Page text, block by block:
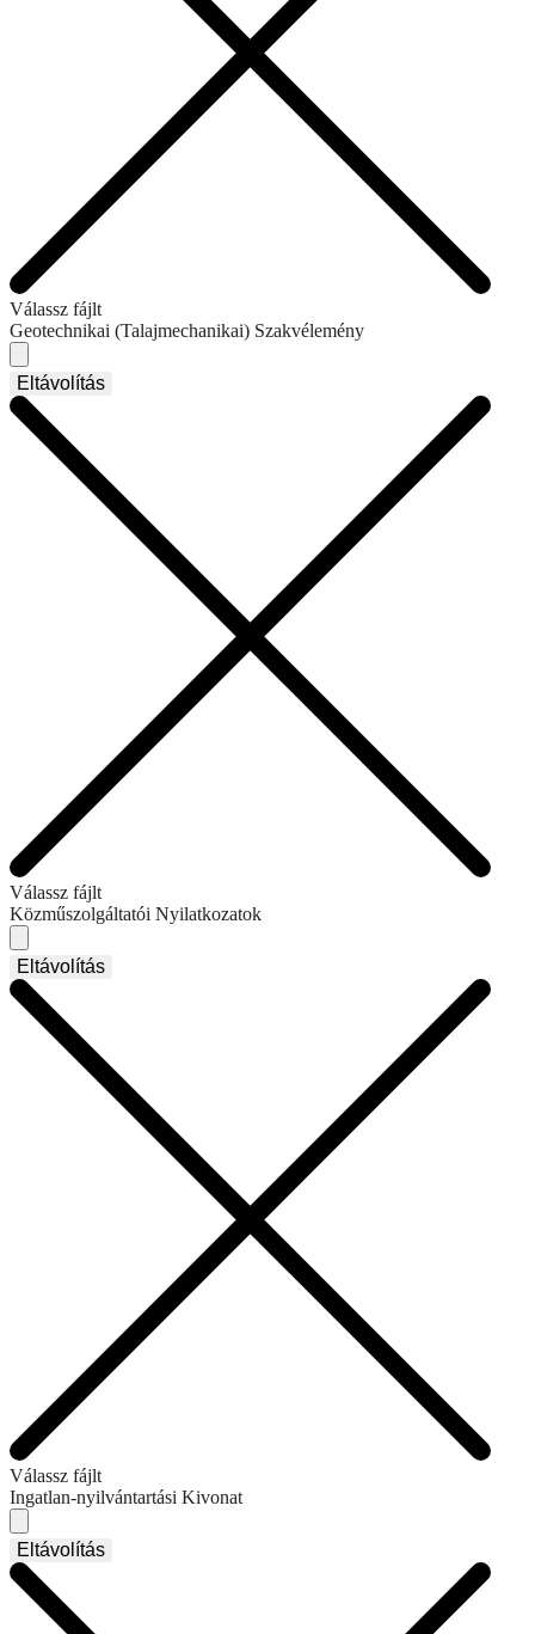
Válassz fájlt
Geotechnikai (Talajmechanikai) Szakvélemény
Eltávolítás
Válassz fájlt
Közműszolgáltatói Nyilatkozatok
Eltávolítás
Válassz fájlt
Ingatlan-nyilvántartási Kivonat
Eltávolítás